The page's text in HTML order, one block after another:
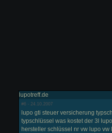
lupotreff.de
#6 - 24.10.2007
lupo gti steuer versicherung
typschlüssel was kostet der 3l
hersteller schlüssel nr vw lupo